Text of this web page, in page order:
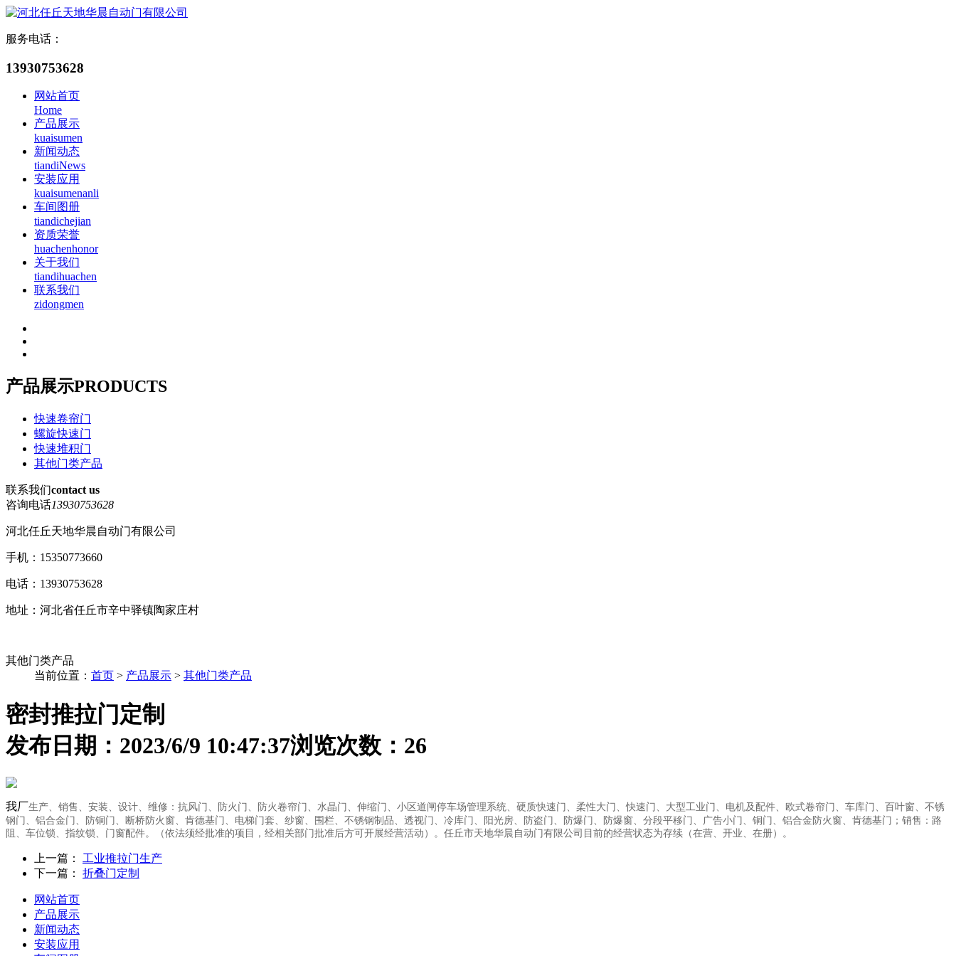
服务电话：
13930753628
网站首页
Home
产品展示
kuaisumen
新闻动态
tiandiNews
安装应用
kuaisumenanli
车间图册
tiandichejian
资质荣誉
huachenhonor
关于我们
tiandihuachen
联系我们
zidongmen
产品展示PRODUCTS
快速卷帘门
螺旋快速门
快速堆积门
其他门类产品
联系我们contact us
咨询电话13930753628
河北任丘天地华晨自动门有限公司
手机：15350773660
电话：13930753628
地址：河北省任丘市辛中驿镇陶家庄村
其他门类产品
当前位置： 首页 > 产品展示 > 其他门类产品
密封推拉门定制
发布日期：2023/6/9 10:47:37浏览次数： 26
我厂生产、销售、安装、设计、维修：抗风门、防火门、防火卷帘门、水晶门、伸缩门、小区道闸停车场管理系统、硬质快速门、柔性大门、快速门、大型工业门、电机及配件、欧式卷帘门、车库门、百叶窗、不锈
钢门、铝合金门、防铜门、断桥防火窗、肯德基门、电梯门套、纱窗、围栏、不锈钢制品、透视门、冷库门、阳光房、防盗门、防爆门、防爆窗、分段平移门、广告小门、铜门、铝合金防火窗、肯德基门；销售：路
阻、车位锁、指纹锁、门窗配件。（依法须经批准的项目，经相关部门批准后方可开展经营活动）。任丘市天地华晨自动门有限公司目前的经营状态为存续（在营、开业、在册）。
上一篇： 工业推拉门生产
下一篇： 折叠门定制
网站首页
产品展示
新闻动态
安装应用